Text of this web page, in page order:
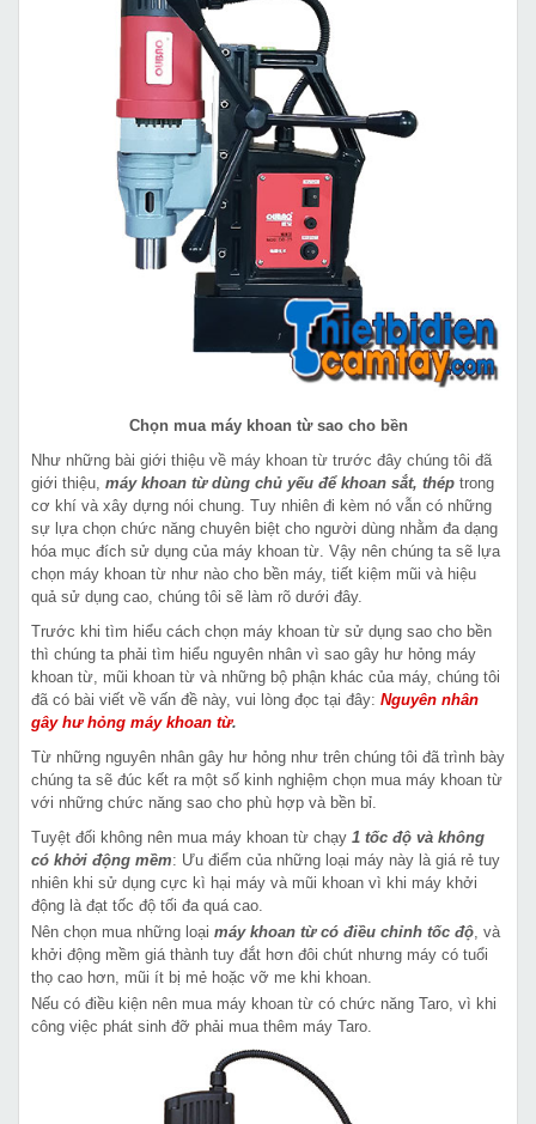
Chọn mua máy khoan từ sao cho bền
Như những bài giới thiệu về máy khoan từ trước đây chúng tôi đã
giới thiệu, máy khoan từ dùng chủ yếu để khoan sắt, thép trong
cơ khí và xây dựng nói chung. Tuy nhiên đi kèm nó vẫn có những
sự lựa chọn chức năng chuyên biệt cho người dùng nhằm đa dạng
hóa mục đích sử dụng của máy khoan từ. Vậy nên chúng ta sẽ lựa
chọn máy khoan từ như nào cho bền máy, tiết kiệm mũi và hiệu
quả sử dụng cao, chúng tôi sẽ làm rõ dưới đây.
Trước khi tìm hiểu cách chọn máy khoan từ sử dụng sao cho bền
thì chúng ta phải tìm hiểu nguyên nhân vì sao gây hư hỏng máy
khoan từ, mũi khoan từ và những bộ phận khác của máy, chúng tôi
đã có bài viết về vấn đề này, vui lòng đọc tại đây: Nguyên nhân
gây hư hỏng máy khoan từ.
Từ những nguyên nhân gây hư hỏng như trên chúng tôi đã trình bày
chúng ta sẽ đúc kết ra một số kinh nghiệm chọn mua máy khoan từ
với những chức năng sao cho phù hợp và bền bỉ.
Tuyệt đối không nên mua máy khoan từ chạy 1 tốc độ và không
có khởi động mềm: Ưu điểm của những loại máy này là giá rẻ tuy
nhiên khi sử dụng cực kì hại máy và mũi khoan vì khi máy khởi
động là đạt tốc độ tối đa quá cao.
Nên chọn mua những loại máy khoan từ có điều chỉnh tốc độ, và
khởi động mềm giá thành tuy đắt hơn đôi chút nhưng máy có tuổi
thọ cao hơn, mũi ít bị mẻ hoặc vỡ me khi khoan.
Nếu có điều kiện nên mua máy khoan từ có chức năng Taro, vì khi
công việc phát sinh đỡ phải mua thêm máy Taro.